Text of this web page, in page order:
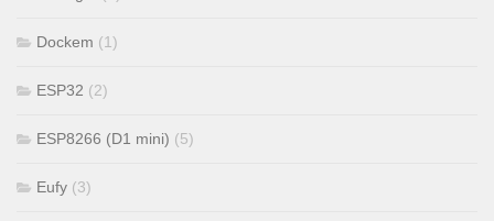
Dockem (1)
ESP32 (2)
ESP8266 (D1 mini) (5)
Eufy (3)